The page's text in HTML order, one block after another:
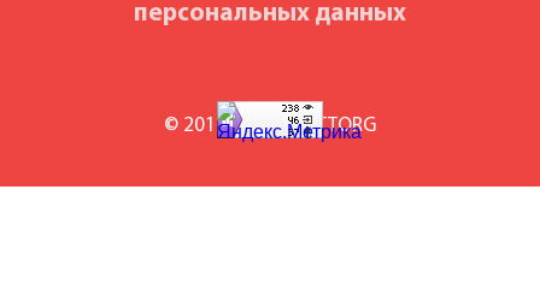
персональных данных
© 2010-2026 BILETTORG